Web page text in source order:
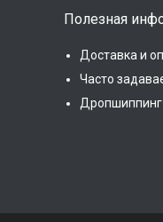
Полезная
Доставка и
Часто
Дропшиппинг